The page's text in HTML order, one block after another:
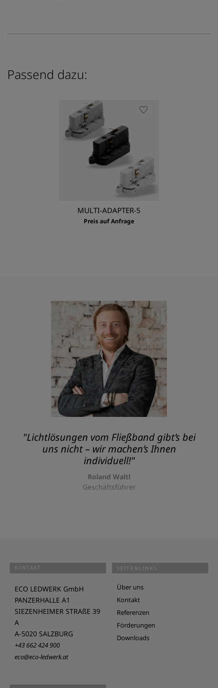
Passend dazu:
MULTI-ADAPTER-5
Preis auf Anfrage
"Lichtlösungen vom Fließband gibt’s bei
uns nicht – wir machen’s Ihnen
individuell!"
Roland Waltl
Geschäftsführer
KONTAKT
ECO LEDWERK GmbH
PANZERHALLE A1
SIEZENHEIMER STRAßE 39
A
A-5020 SALZBURG
+43 662 424 900
eco@eco-ledwerk.at
SEITENLINKS
Über uns
Kontakt
Referenzen
Förderungen
Downloads